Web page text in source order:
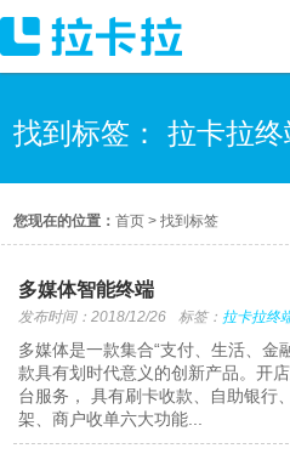
找到标签： 拉卡拉终
您现在的位置：首页 >找到标签
多媒体智能终端
发布时间：2018/12/26 标签： 拉卡拉终
多媒体是一款集合“支付、生活、金
款具有划时代意义的创新产品。开
台服务， 具有刷卡收款、自助银行
架、商户收单六大功能...